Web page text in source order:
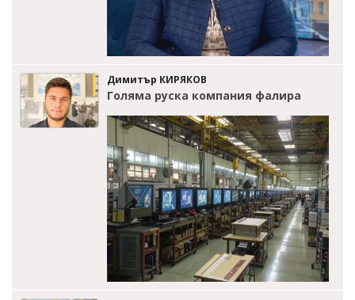
Димитър КИРЯКОВ
Голяма руска компания фалира